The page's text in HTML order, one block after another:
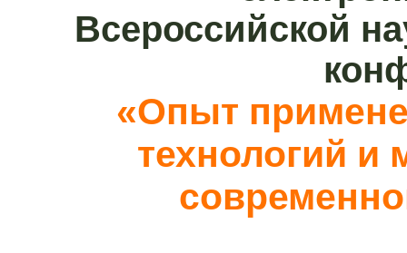
Всероссийской
«Опыт
технологий и